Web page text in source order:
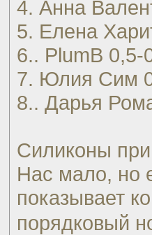
4. Анна
5. Елена
6.. PlumB 0,5-
7. Юлия Сим
8.. Дарья
Силиконы
Нас мало, но
показывает
порядковый